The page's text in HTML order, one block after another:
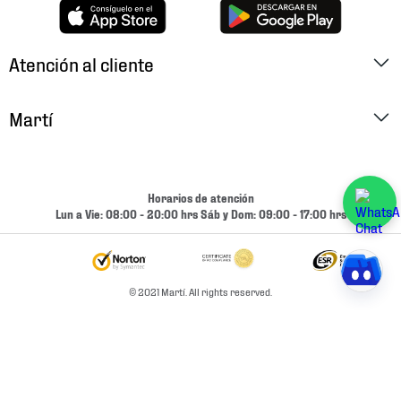
Atención al cliente
Cambios y Devoluciones
Condiciones de Entrega
Martí
Términos y Condiciones
Horarios de atención
Lun a Vie: 08:00 - 20:00 hrs Sáb y Dom: 09:00 - 17:00 hrs
© 2021 Martí. All rights reserved.